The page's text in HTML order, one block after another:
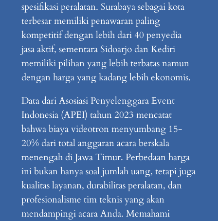
spesifikasi peralatan. Surabaya sebagai kota
terbesar memiliki penawaran paling
kompetitif dengan lebih dari 40 penyedia
jasa aktif, sementara Sidoarjo dan Kediri
memiliki pilihan yang lebih terbatas namun
dengan harga yang kadang lebih ekonomis.
Data dari Asosiasi Penyelenggara Event
Indonesia (APEI) tahun 2023 mencatat
bahwa biaya videotron menyumbang 15-
20% dari total anggaran acara berskala
menengah di Jawa Timur. Perbedaan harga
ini bukan hanya soal jumlah uang, tetapi juga
kualitas layanan, durabilitas peralatan, dan
profesionalisme tim teknis yang akan
mendampingi acara Anda. Memahami